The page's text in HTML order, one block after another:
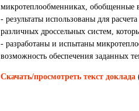
микротеплообменниках, обобщенные
- результаты использованы для
различных дроссельных систем,
- разработаны и испытаны
возможность обеспечения заданных
Скачать/просмотреть текст доклада